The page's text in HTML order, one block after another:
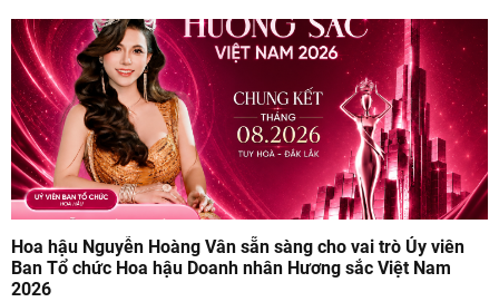
ư
ớ
n
g
b
à
i
Hoa hậu Nguyễn Hoàng Vân sẵn sàng cho vai trò Ủy viên
Ban Tổ chức Hoa hậu Doanh nhân Hương sắc Việt Nam
2026